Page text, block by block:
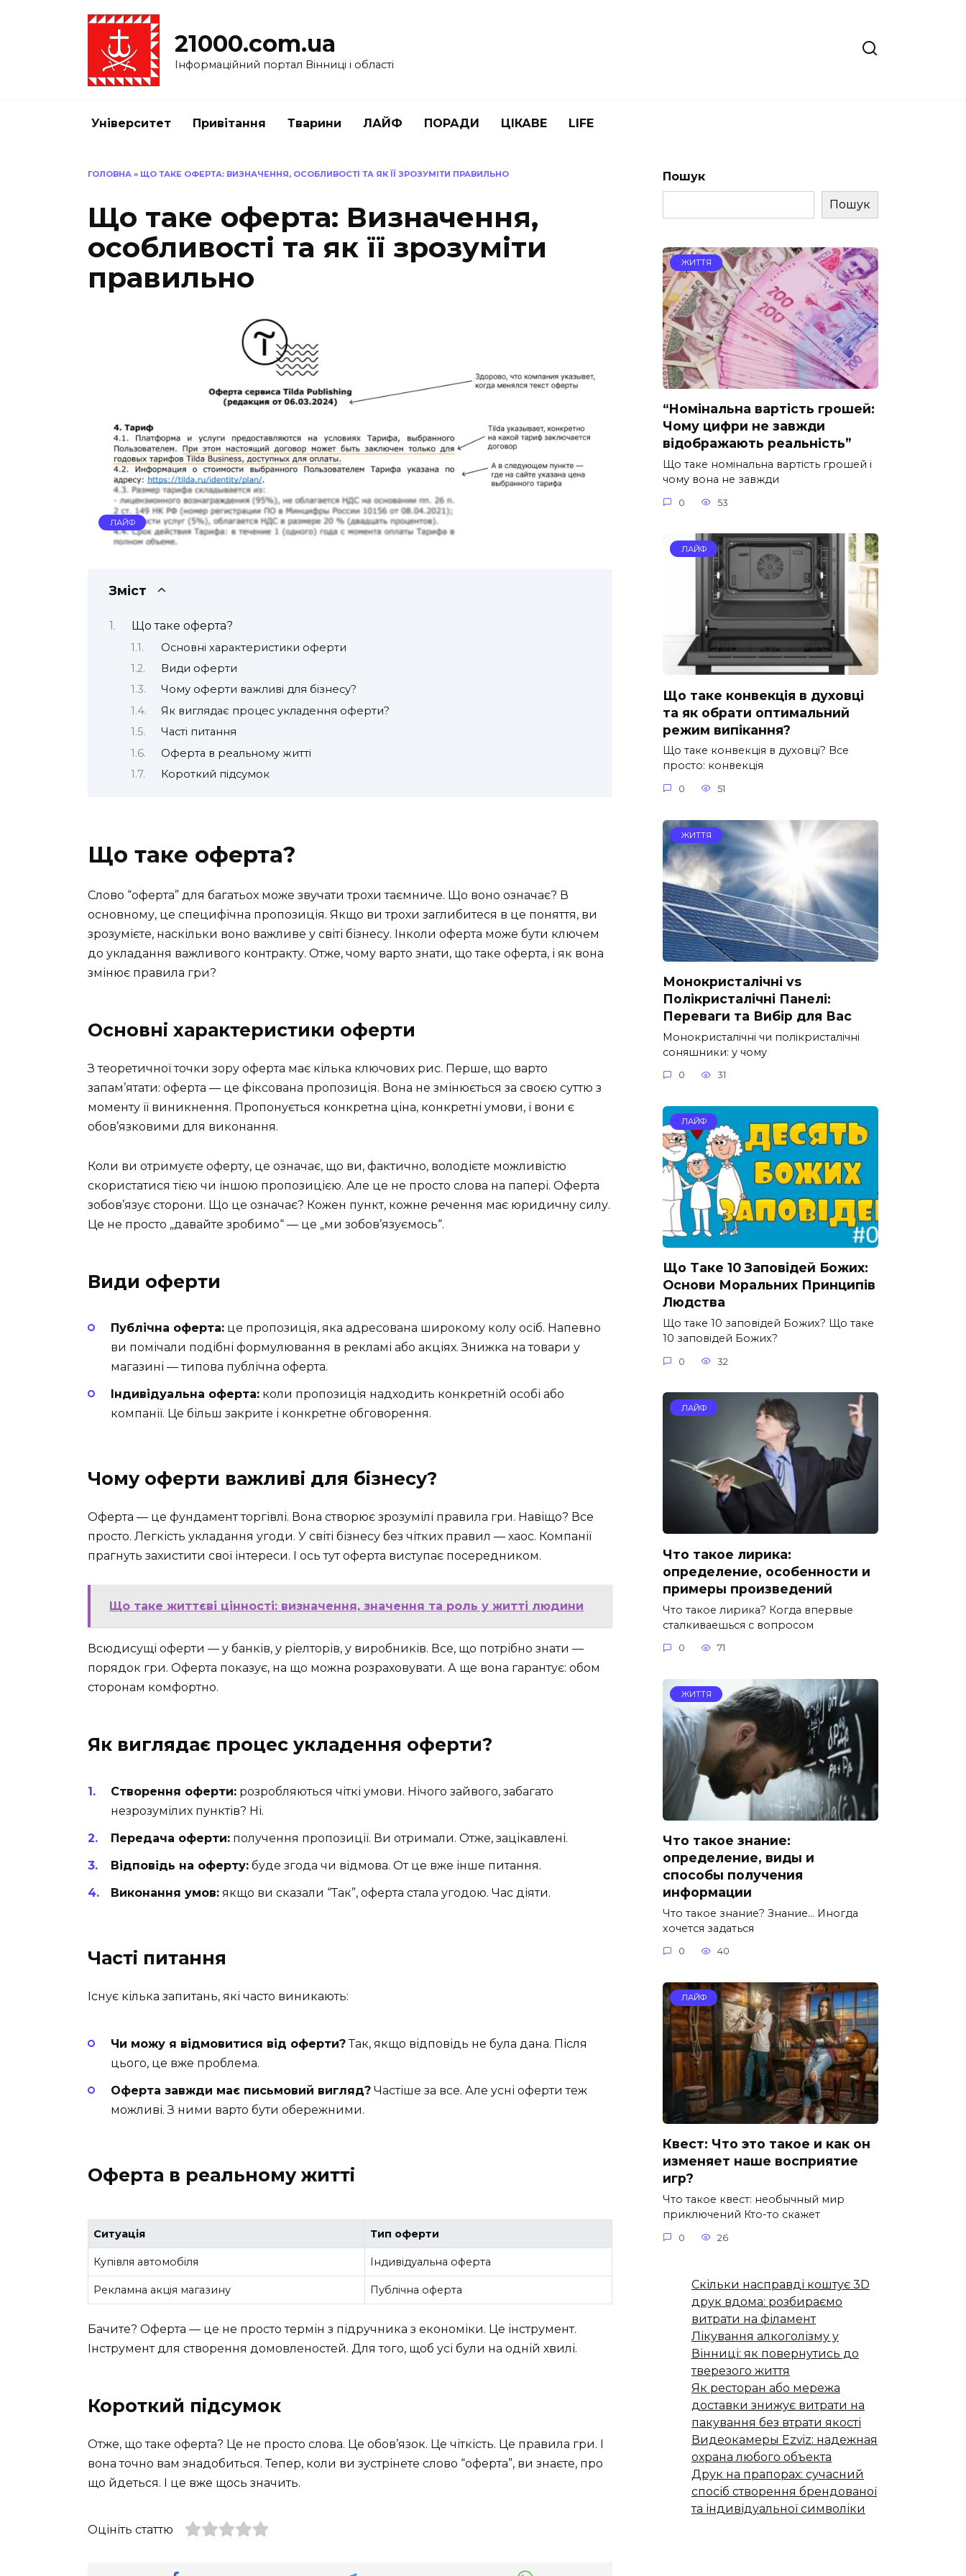
21000.com.ua
Інформаційний портал Вінниці і області
Університет Привітання Тварини ЛАЙФ ПОРАДИ ЦІКАВЕ LIFE
ГОЛОВНА » ЩО ТАКЕ ОФЕРТА: ВИЗНАЧЕННЯ, ОСОБЛИВОСТІ ТА ЯК ЇЇ ЗРОЗУМІТИ ПРАВИЛЬНО
Що таке оферта: Визначення,
особливості та як її зрозуміти
правильно
ЛАЙФ
Зміст
Що таке оферта?
Основні характеристики оферти
Види оферти
Чому оферти важливі для бізнесу?
Як виглядає процес укладення оферти?
Часті питання
Оферта в реальному житті
Короткий підсумок
Що таке оферта?
Слово “оферта” для багатьох може звучати трохи таємниче. Що воно означає? В
основному, це специфічна пропозиція. Якщо ви трохи заглибитеся в це поняття, ви
зрозумієте, наскільки воно важливе у світі бізнесу. Інколи оферта може бути ключем
до укладання важливого контракту. Отже, чому варто знати, що таке оферта, і як вона
змінює правила гри?
Основні характеристики оферти
З теоретичної точки зору оферта має кілька ключових рис. Перше, що варто
запам’ятати: оферта — це фіксована пропозиція. Вона не змінюється за своєю суттю з
моменту її виникнення. Пропонується конкретна ціна, конкретні умови, і вони є
обов’язковими для виконання.
Коли ви отримуєте оферту, це означає, що ви, фактично, володієте можливістю
скористатися тією чи іншою пропозицією. Але це не просто слова на папері. Оферта
зобов’язує сторони. Що це означає? Кожен пункт, кожне речення має юридичну силу.
Це не просто „давайте зробимо“ — це „ми зобов’язуємось“.
Види оферти
Публічна оферта: це пропозиція, яка адресована широкому колу осіб. Напевно
ви помічали подібні формулювання в рекламі або акціях. Знижка на товари у
магазині — типова публічна оферта.
Індивідуальна оферта: коли пропозиція надходить конкретній особі або
компанії. Це більш закрите і конкретне обговорення.
Чому оферти важливі для бізнесу?
Оферта — це фундамент торгівлі. Вона створює зрозумілі правила гри. Навіщо? Все
просто. Легкість укладання угоди. У світі бізнесу без чітких правил — хаос. Компанії
прагнуть захистити свої інтереси. І ось тут оферта виступає посередником.
Що таке життєві цінності: визначення, значення та роль у житті людини
Всюдисущі оферти — у банків, у ріелторів, у виробників. Все, що потрібно знати —
порядок гри. Оферта показує, на що можна розраховувати. А ще вона гарантує: обом
сторонам комфортно.
Як виглядає процес укладення оферти?
Створення оферти: розробляються чіткі умови. Нічого зайвого, забагато
незрозумілих пунктів? Ні.
Передача оферти: получення пропозиції. Ви отримали. Отже, зацікавлені.
Відповідь на оферту: буде згода чи відмова. От це вже інше питання.
Виконання умов: якщо ви сказали “Так”, оферта стала угодою. Час діяти.
Часті питання
Існує кілька запитань, які часто виникають:
Чи можу я відмовитися від оферти?Так, якщо відповідь не була дана. Після
цього, це вже проблема.
Оферта завжди має письмовий вигляд? Частіше за все. Але усні оферти теж
можливі. З ними варто бути обережними.
Оферта в реальному житті
Ситуація Тип оферти
Купівля автомобіля Індивідуальна оферта
Рекламна акція магазину Публічна оферта
Бачите? Оферта — це не просто термін з підручника з економіки. Це інструмент.
Інструмент для створення домовленостей. Для того, щоб усі були на одній хвилі.
Короткий підсумок
Отже, що таке оферта? Це не просто слова. Це обов’язок. Це чіткість. Це правила гри. І
вона точно вам знадобиться. Тепер, коли ви зустрінете слово “оферта”, ви знаєте, про
що йдеться. І це вже щось значить.
Оцініть статтю
Пошук
Пошук
ЖИТТЯ
“Номінальна вартість грошей:
Чому цифри не завжди
відображають реальність”
Що таке номінальна вартість грошей і
чому вона не завжди
0 53
ЛАЙФ
Що таке конвекція в духовці
та як обрати оптимальний
режим випікання?
Що таке конвекція в духовці? Все
просто: конвекція
0 51
ЖИТТЯ
Монокристалічні vs
Полікристалічні Панелі:
Переваги та Вибір для Вас
Монокристалічні чи полікристалічні
соняшники: у чому
0 31
ЛАЙФ
Що Таке 10 Заповідей Божих:
Основи Моральних Принципів
Людства
Що таке 10 заповідей Божих? Що таке
10 заповідей Божих?
0 32
ЛАЙФ
Что такое лирика:
определение, особенности и
примеры произведений
Что такое лирика? Когда впервые
сталкиваешься с вопросом
0 71
ЖИТТЯ
Что такое знание:
определение, виды и
способы получения
информации
Что такое знание? Знание… Иногда
хочется задаться
0 40
ЛАЙФ
Квест: Что это такое и как он
изменяет наше восприятие
игр?
Что такое квест: необычный мир
приключений Кто-то скажет
0 26
Скільки насправді коштує 3D
друк вдома: розбираємо
витрати на філамент
Лікування алкоголізму у
Вінниці: як повернутись до
тверезого життя
Як ресторан або мережа
доставки знижує витрати на
пакування без втрати якості
Видеокамеры Ezviz: надежная
охрана любого объекта
Друк на прапорах: сучасний
спосіб створення брендованої
та індивідуальної символіки